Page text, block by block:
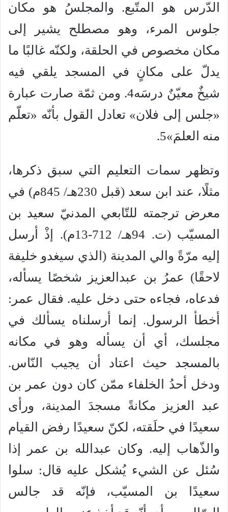
الدّرس هو المتّبع. والمجلسُ هو مكان
جلوس المرء، وهو مصطلح يشير إلى
مكان مخصوص في الحلقة، ولكنّه غالبًا ما
يدلّ على مكانٍ في المسجد يلقي فيه
شيخٌ معيّنٌ درسَه4. ومن ثمّة صارت عبارة
«جلس إلى فلان» تعادل القول بأنّه «تعلّم
منه العلمَ»5.
وتظهر سمات التعليم التي سبق ذكرها،
مثلًا، عند ابن سعد (قبل 230هـ/ 845م) في
معرض ترجمته للتّابعي المدنيّ سعيد بن
المسيّب (ت. 94هـ/ 712-13م). إذْ أرسل
إليه مرّةً والي المدينة (الذي سيغدو خليفة
لاحقًا) عمرُ بن عبدالعزيز شخصًا يسأله،
فدعاه، فجاءه حتى دخل عليه. فقال عمر:
أخطأ الرسول. إنما أرسلناه يسألك في
مجلسك، أي أن يسأله وهو في مكانه
بالمسجد حيث اعتاد أن يجيب النّاس.
ودخل أحدُ الخلفاء ممّن كان دون عمر بن
عبد العزيز مكانةً مسجدَ المدينة، ورأى
سعيدًا في حلَقته، لكنّ سعيدًا رفض القيام
والذّهاب إليه. وكان عبدالله بن عمر إذا
سُئل عن الشيء يُشكل عليه قال: سلوا
سعيدًا بن المسيّب، فإنّه قد جالس